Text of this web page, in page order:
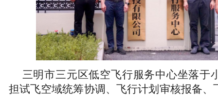
三明市三元区低空飞行服务中心坐落于
担试飞空域统筹协调、飞行计划审核报备、